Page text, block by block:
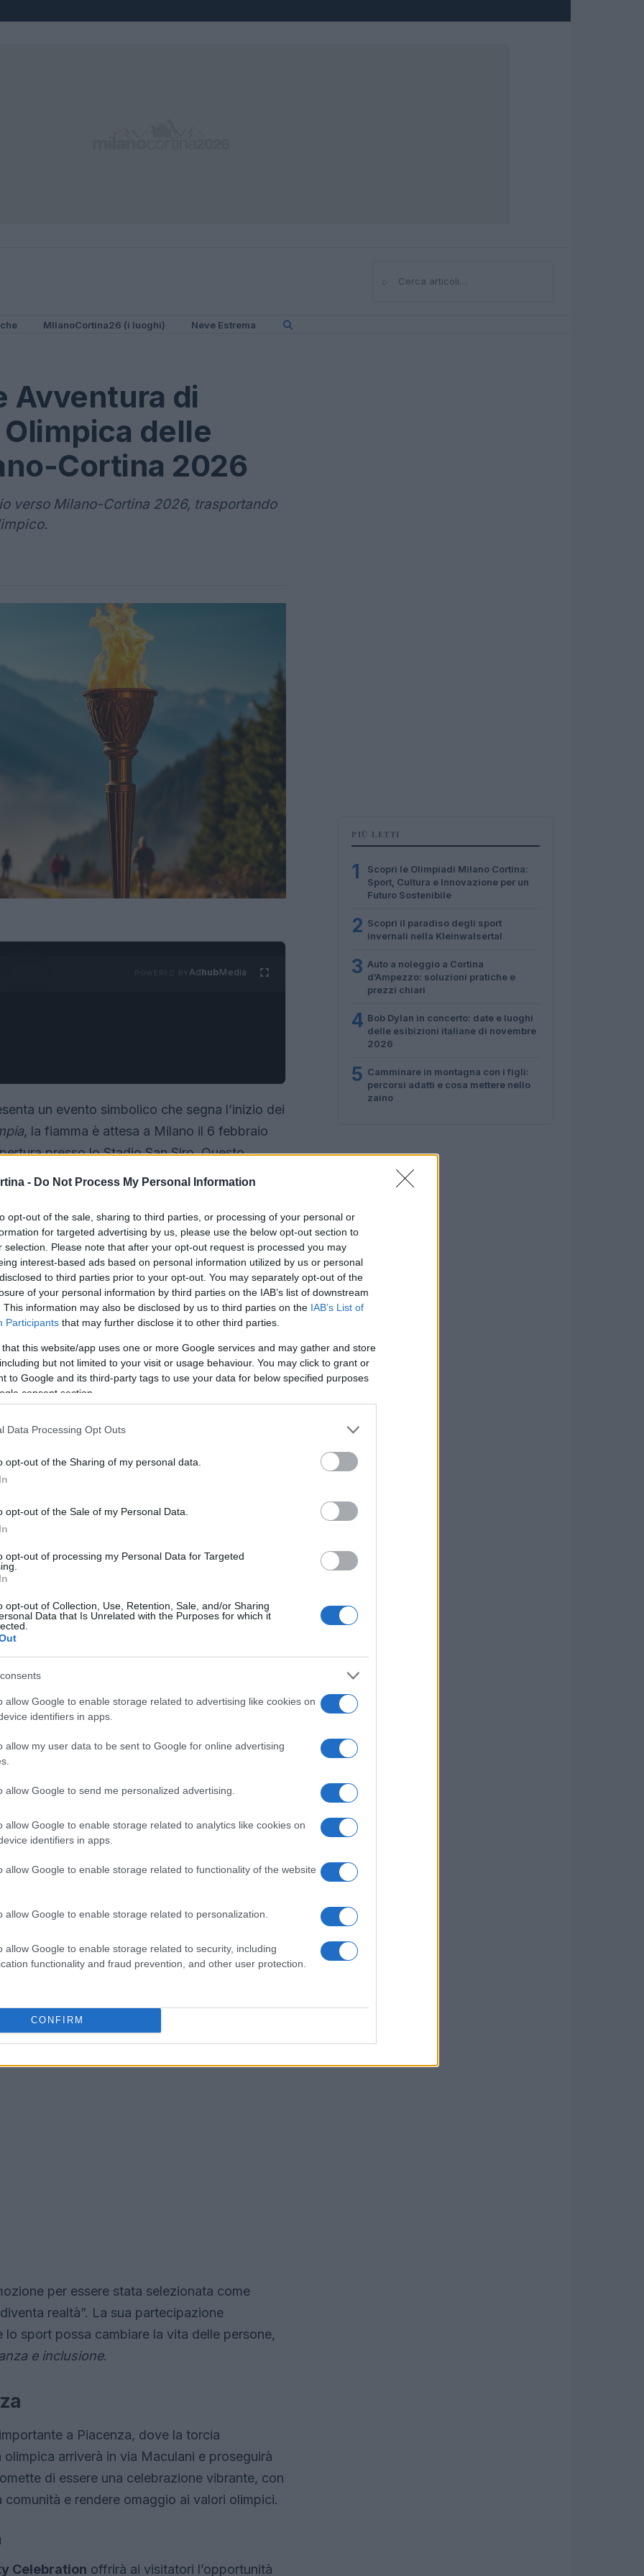
- Do Not Process My Personal Information
opt-out of the sale, sharing to third parties, or processing of your personal or
for targeted advertising by us, please use the below opt-out section to
selection. Please note that after your opt-out request is processed you may
interest-based ads based on personal information utilized by us or personal
to third parties prior to your opt-out. You may separately opt-out of the
of your personal information by third parties on the IAB’s list of downstream
This information may also be disclosed by us to third parties on the IAB’s List of
Participants that may further disclose it to other third parties.
that this website/app uses one or more Google services and may gather and store
but not limited to your visit or usage behaviour. You may click to grant or
to Google and its third-party tags to use your data for below specified purposes
consent section.
Data Processing Opt Outs
opt-out of the Sharing of my personal data.
opt-out of the Sale of my Personal Data.
opt-out of processing my Personal Data for Targeted
opt-out of Collection, Use, Retention, Sale, and/or Sharing
Data that Is Unrelated with the Purposes for which it
allow Google to enable storage related to advertising like cookies on
identifiers in apps.
allow my user data to be sent to Google for online advertising
allow Google to send me personalized advertising.
allow Google to enable storage related to analytics like cookies on
identifiers in apps.
allow Google to enable storage related to functionality of the website
allow Google to enable storage related to personalization.
allow Google to enable storage related to security, including
functionality and fraud prevention, and other user protection.
CONFIRM
⌕Cerca
MIlanoCortina26 (i luoghi) Neve Estrema
Avventura di
delle
Cortina 2026
verso Milano-Cortina 2026, trasportando
AdhubMedia
un evento simbolico che segna l’inizio dei
, la fiamma è attesa a Milano il 6 febbraio
presso lo Stadio San Siro. Questo
tedofori, ed è un momento di grande orgoglio
di
20 regioni. Ogni tappa di questo viaggio non
ma costituisce anche un’opportunità per
olimpici. Il 15 gennaio, Magenta avrà l’onore
del viaggio.
straordinario: il passaggio della torcia
che attraverserà alcune delle vie più
Mariarosa Cuciniello, ha espresso il proprio
che la fiamma rappresenta non solo un
unità e comunità
olimpica figura Chiara Vingione, una giovane
esempio di determinazione e passione,
mondo dello sport. Recentemente ha vinto
universale di inclusione.
per essere stata selezionata come
realtà”. La sua partecipazione
sport possa cambiare la vita delle persone,
e inclusione.
a Piacenza, dove la torcia
arriverà in via Maculani e proseguirà
di essere una celebrazione vibrante, con
e rendere omaggio ai valori olimpici.
Celebration offrirà ai visitatori l’opportunità
PIÙ LETTI
1
Scopri le Olimpiadi Milano Cortina:
Sport, Cultura e Innovazione per un
Futuro Sostenibile
2 Scopri il paradiso degli sport
invernali nella Kleinwalsertal
3 Auto a noleggio a Cortina
d’Ampezzo: soluzioni pratiche e
prezzi chiari
4 Bob Dylan in concerto: date e luoghi
delle esibizioni italiane di novembre
2026
5 Camminare in montagna con i figli:
percorsi adatti e cosa mettere nello
zaino